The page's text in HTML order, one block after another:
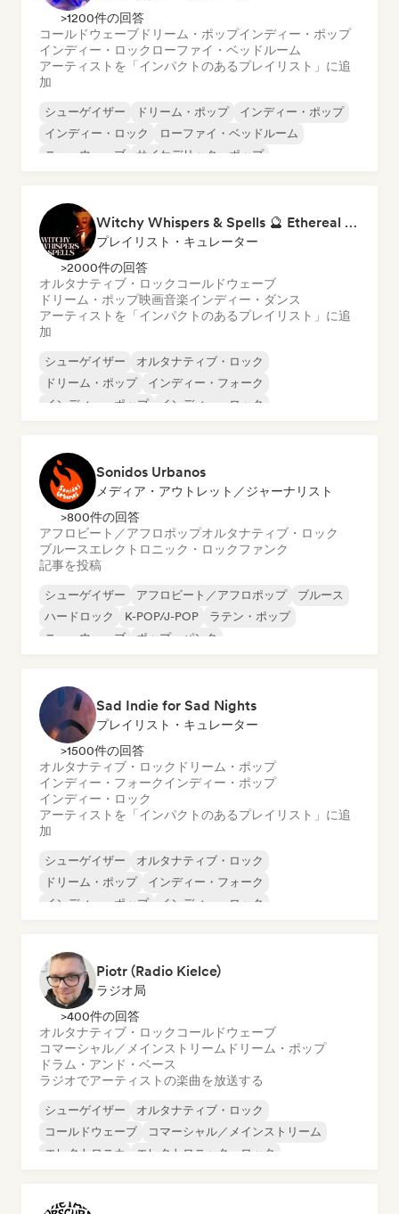
>1200件の回答
コールドウェーブ ドリーム・ポップインディー・ポップ
インディー・ロック ローファイ・ベッドルーム
アーティストを「インパクトのあるプレイリスト」に追
加
シューゲイザー ドリーム・ポップ
インディー・ポップ
インディー・ロック
ローファイ・ベッドルーム
ニューウェーブ
サイケデリック・ポップ
Witchy Whispers & Spells 🔮 Ethereal Art Pop & Dream Pop
プレイリスト・キュレーター
>2000件の回答
オルタナティブ・ロック コールドウェーブ
ドリーム・ポップ映画音楽インディー・ダンス
アーティストを「インパクトのあるプレイリスト」に追
加
シューゲイザー
オルタナティブ・ロック
ドリーム・ポップ
インディー・フォーク
インディー・ポップ
インディー・ロック
Sonidos Urbanos
メディア・アウトレット／ジャーナリスト
>800件の回答
アフロビート／アフロポップオルタナティブ・ロック
ブルースエレクトロニック・ロックファンク
記事を投稿
シューゲイザー アフロビート／アフロポップ
ブルース
ハードロック
K-POP/J-POP
ラテン・ポップ
ニューウェーブ
ポップ・パンク
Sad Indie for Sad Nights
プレイリスト・キュレーター
>1500件の回答
オルタナティブ・ロック ドリーム・ポップ
インディー・フォークインディー・ポップ
インディー・ロック
アーティストを「インパクトのあるプレイリスト」に追
加
シューゲイザー
オルタナティブ・ロック
ドリーム・ポップ
インディー・フォーク
インディー・ポップ
インディー・ロック
Piotr (Radio Kielce)
ラジオ局
>400件の回答
オルタナティブ・ロック コールドウェーブ
コマーシャル／メインストリーム ドリーム・ポップ
ドラム・アンド・ベース
ラジオでアーティストの楽曲を放送する
シューゲイザー
オルタナティブ・ロック
コールドウェーブ
コマーシャル／メインストリーム
エレクトロニカ
エレクトロニック・ロック